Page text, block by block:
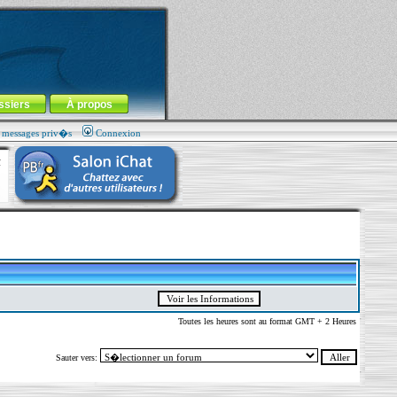
À propos
priv�s Connexion
Toutes les heures sont au format GMT + 2 Heures
Sauter vers: